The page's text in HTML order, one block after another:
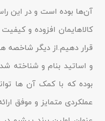
آن‌ها بوده است و در این
کالاهایمان افزوده و
قرار دهیم.از دیگر شاخصه
و اساتید بنام و شناخته
بوده که با کمک آن ها
عملکردى متمایز و موفق